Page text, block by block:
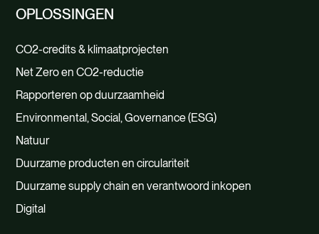
OPLOSSINGEN
CO2-credits & klimaatprojecten
Net Zero en CO2-reductie
Rapporteren op duurzaamheid
Environmental, Social, Governance (ESG)
Natuur
Duurzame producten en circulariteit
Duurzame supply chain en verantwoord inkopen
Digital